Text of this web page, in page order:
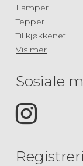
Lamper
Tepper
Til kjøkkenet
Vis mer
Sosiale